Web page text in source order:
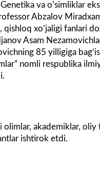
va oʼsimliklar
Abzalov
qishloq xo‘jaligi fanlari
Asam
85 yilligiga
nomli respublika
olimlar, akademiklar, oliy
ishtirok etdi.